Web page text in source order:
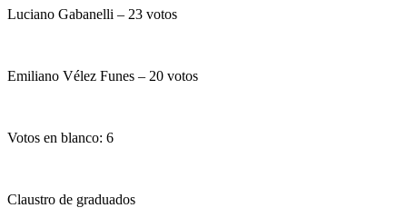
Luciano Gabanelli – 23 votos
Emiliano Vélez Funes – 20 votos
Votos en blanco: 6
Claustro de graduados